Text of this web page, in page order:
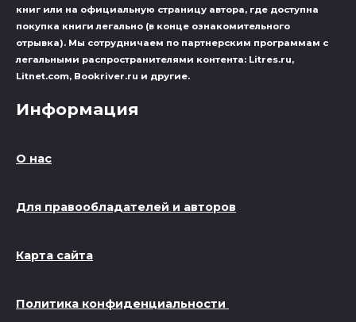
книг или на официальную страницу автора, где доступна
покупка книги легально (в конце ознакомительного
отрывка). Мы сотрудничаем по партнерским программам с
легальными распространителями контента: Litres.ru,
Litnet.com, Bookriver.ru и другие.
Информация
О нас
Для правообладателей и авторов
Карта сайта
Политика конфиденциальности